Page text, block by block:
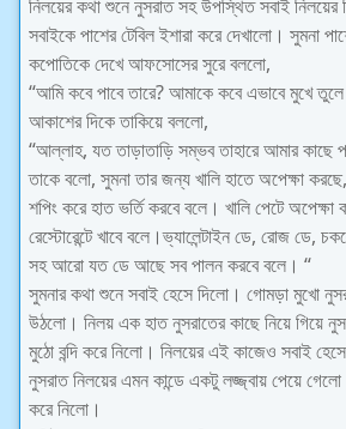
নিলয়ের কথা শুনে নুসরাত সহ উপস্থিত সবাই
সবাইকে পাশের টেবিল ইশারা করে দেখালো। সুমনা
কপোতিকে দেখে আফসোসের সুরে বললো,
“আমি কবে পাবে তারে? আমাকে কবে এভাবে মুখে তুলে
আকাশের দিকে তাকিয়ে বললো,
“আল্লাহ, যত তাড়াতাড়ি সম্ভব তাহারে আমার কাছে
তাকে বলো, সুমনা তার জন্য খালি হাতে অপেক্ষা
শপিং করে হাত ভর্তি করবে বলে। খালি পেটে অপেক্ষা
রেস্টোরেন্টে খাবে বলে।ভ্যালেন্টাইন ডে, রোজ ডে,
সহ আরো যত ডে আছে সব পালন করবে বলে। “
সুমনার কথা শুনে সবাই হেসে দিলো। গোমড়া মুখো
উঠলো। নিলয় এক হাত নুসরাতের কাছে নিয়ে গিয়ে
মুঠো বন্দি করে নিলো। নিলয়ের এই কাজেও সবাই
নুসরাত নিলয়ের এমন কান্ডে একটু লজ্জ্বায় পেয়ে
করে নিলো।